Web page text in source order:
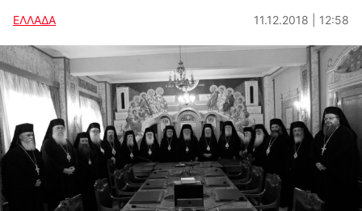
ΕΛΛΑΔΑ 11.12.2018 | 12:58